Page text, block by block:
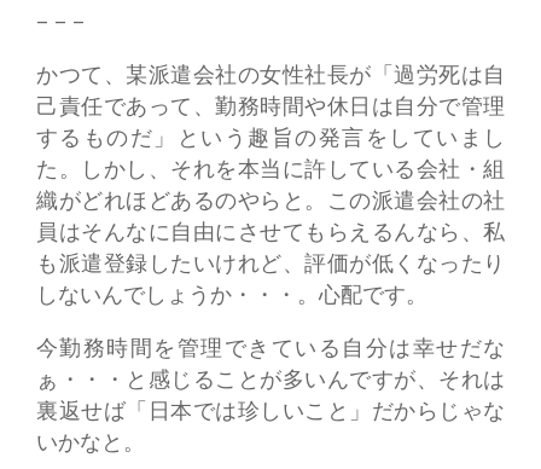
– – –
かつて、某派遣会社の女性社長が「過労死は自
己責任であって、勤務時間や休日は自分で管理
するものだ」という趣旨の発言をしていまし
た。しかし、それを本当に許している会社・組
織がどれほどあるのやらと。この派遣会社の社
員はそんなに自由にさせてもらえるんなら、私
も派遣登録したいけれど、評価が低くなったり
しないんでしょうか・・・。心配です。
今勤務時間を管理できている自分は幸せだな
ぁ・・・と感じることが多いんですが、それは
裏返せば「日本では珍しいこと」だからじゃな
いかなと。